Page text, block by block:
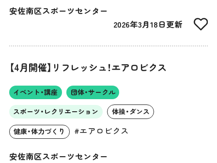
安佐南区スポーツセンター
2026年3月18日更新
【4月開催】リフレッシュ！エアロビクス
イベント・講座 団体・サークル
スポーツ・レクリエーション 体操・ダンス
健康・体力づくり #エアロビクス
安佐南区スポーツセンター